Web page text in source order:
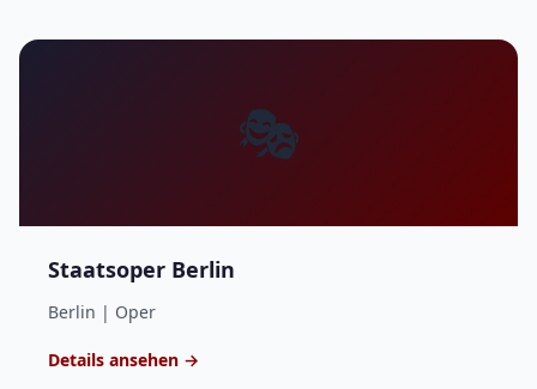
🎭
Staatsoper Berlin
Berlin | Oper
Details ansehen →